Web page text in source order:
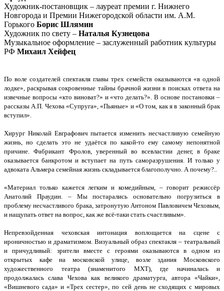
Художник-постановщик – лауреат премии г. Нижнего
Новгорода и Премии Нижегородской области им. А.М.
Горького Борис Шлямин
Художник по свету – Наталья Кузнецова
Музыкальное оформление – заслуженный работник культуры
РФ Михаил Хейфец
По воле создателей спектакля главы трех семейств оказываются «в одной
лодке», раскрывая сокровенные тайны брачной жизни в поисках ответа на
извечные вопросы «кто виноват?» и «что делать?». В основе постановки –
рассказы А.П. Чехова «Супруга», «Пьяные» и «О том, как я в законный брак
вступил».
Хирург Николай Евграфович пытается изменить несчастливую семейную
жизнь, но сделать это не удаётся по какой-то ему самому непонятной
причине. Фабрикант Фролов, уверенный во всевластии денег, в браке
оказывается банкротом и вступает на путь саморазрушения. И только у
адвоката Альмера семейная жизнь складывается благополучно. А почему?..
«Материал только кажется легким и комедийным, – говорит режиссёр
Анатолий Праудин. – Мы постарались основательно погрузиться в
проблему несчастливого брака, затронутую Антоном Павловичем Чеховым,
и нащупать ответ на вопрос, как же всё-таки стать счастливым».
Непревзойденная чеховская интонация воплощается на сцене с
ироничностью и драматизмом. Визуальный образ спектакля – театральный
и причудливый: зрители вместе с героями оказываются в одном из
открытых кафе на московской улице, возле здания Московского
художественного театра (знаменитого МХТ), где начиналась и
продолжалась слава Чехова как великого драматурга, автора «Чайки»,
«Вишневого сада» и «Трех сестер», по сей день не сходящих с мировых